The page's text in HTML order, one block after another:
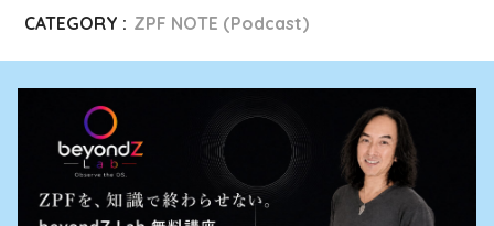
CATEGORY : ZPF NOTE (Podcast)